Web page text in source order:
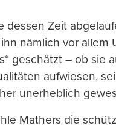
dessen Zeit
nämlich vor allem
geschätzt – ob sie
aufwiesen,
unerheblich
Mathers die